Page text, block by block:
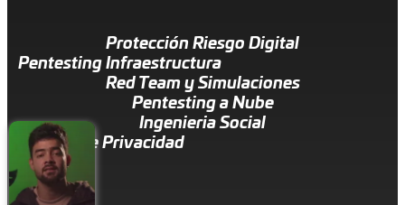
Protección Riesgo Digital
Pentesting Infraestructura
Red Team y Simulaciones
Pentesting a Nube
Ingenieria Social
Política de Privacidad